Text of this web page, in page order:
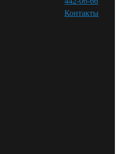
Контакты⁠